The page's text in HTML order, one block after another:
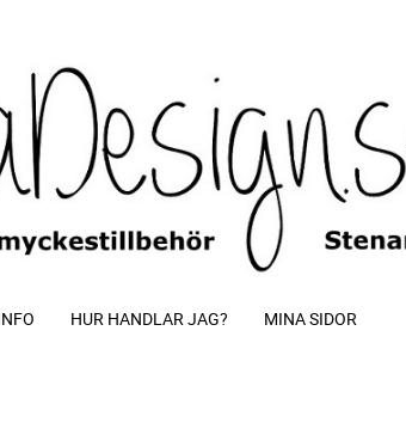
HUR HANDLAR JAG? MINA SIDOR